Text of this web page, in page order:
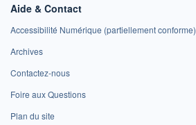
Aide & Contact
Accessibilité Numérique (partiellement conforme)
Archives
Contactez-nous
Foire aux Questions
Plan du site